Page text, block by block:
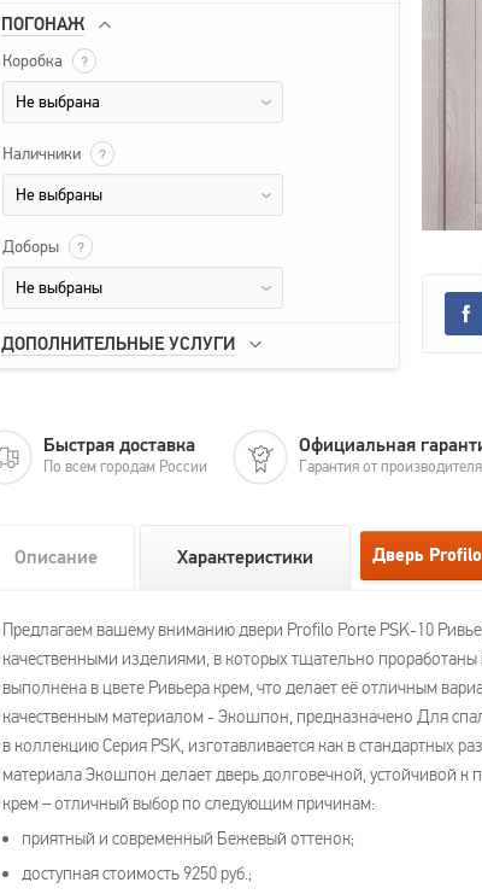
ПОГОНАЖ
Коробка ?
Не выбрана
Наличники ?
Не выбраны
Доборы ?
Не выбраны
ДОПОЛНИТЕЛЬНЫЕ УСЛУГИ
Быстрая доставка
По всем городам России
Официальная
Гарантия от производителя
Описание Характеристики Дверь
Предлагаем вашему вниманию двери Profilo Porte PSK-10
качественными изделиями, в которых тщательно
выполнена в цвете Ривьера крем, что делает её отличным
качественным материалом - Экошпон, предназначено Для
в коллекцию Серия PSK, изготавливается как в стандартных
материала Экошпон делает дверь долговечной, устойчивой
крем – отличный выбор по следующим причинам:
приятный и современный Бежевый оттенок;
доступная стоимость 9250 руб.;